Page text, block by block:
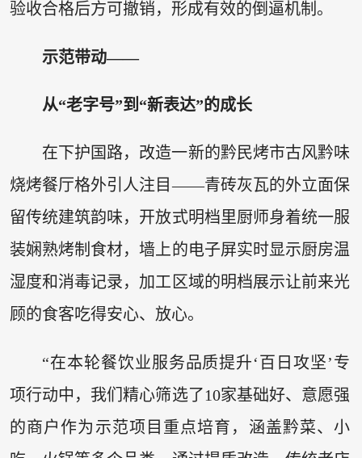
验收合格后方可撤销，形成有效的倒逼机制。
示范带动——
从“老字号”到“新表达”的成长
在下护国路，改造一新的黔民烤市古风黔味
烧烤餐厅格外引人注目——青砖灰瓦的外立面保
留传统建筑韵味，开放式明档里厨师身着统一服
装娴熟烤制食材，墙上的电子屏实时显示厨房温
湿度和消毒记录，加工区域的明档展示让前来光
顾的食客吃得安心、放心。
“在本轮餐饮业服务品质提升‘百日攻坚’专
项行动中，我们精心筛选了10家基础好、意愿强
的商户作为示范项目重点培育，涵盖黔菜、小